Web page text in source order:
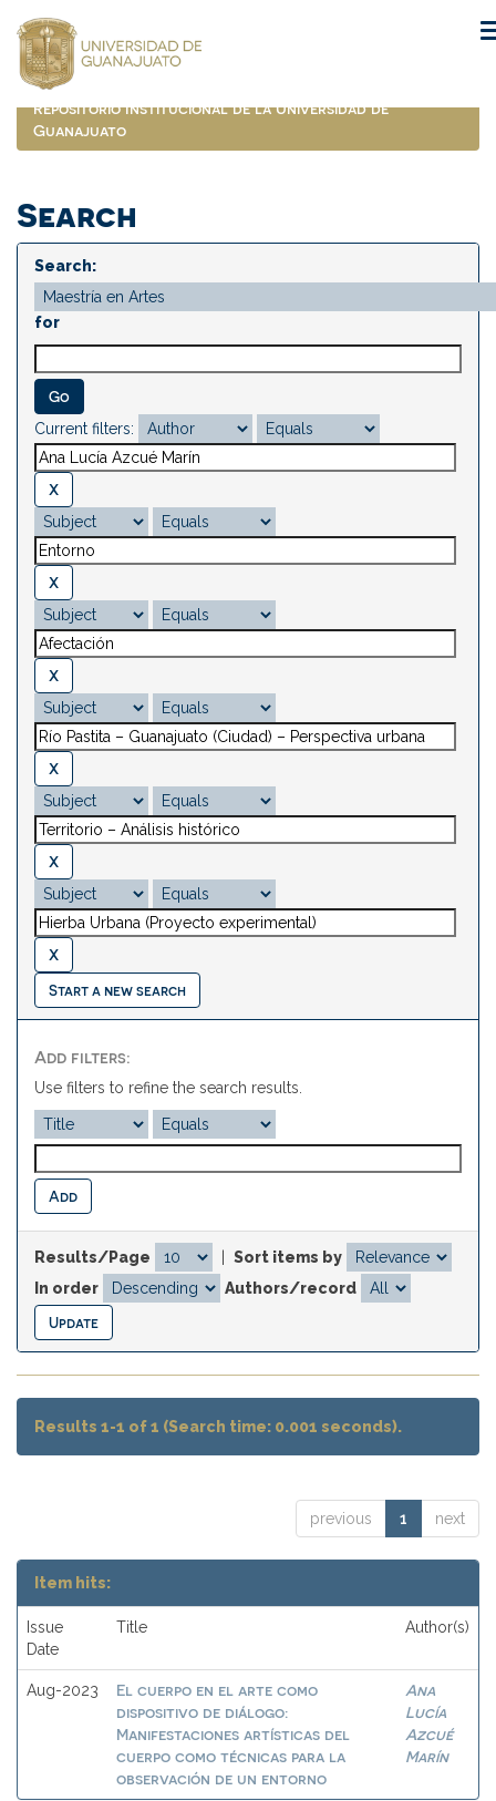
navigation
Repositorio Institucional de la Universidad de
Guanajuato
Search
Search:
for
Current filters:
Start a new search
Add filters:
Use filters to refine the search results.
Results/Page
Sort items by
In order
Authors/record
Results 1-1 of 1 (Search time: 0.001 seconds).
previous 1 next
Item hits:
Issue
Date
Title Author(s)
Aug-2023
El cuerpo en el arte como
dispositivo de diálogo:
Manifestaciones artísticas del
cuerpo como técnicas para la
observación de un entorno
Ana
Lucía
Azcué
Marín